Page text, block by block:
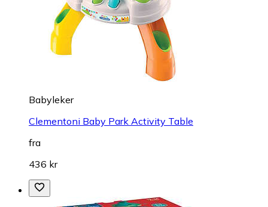
Babyleker
Clementoni Baby Park Activity Table
fra
436 kr